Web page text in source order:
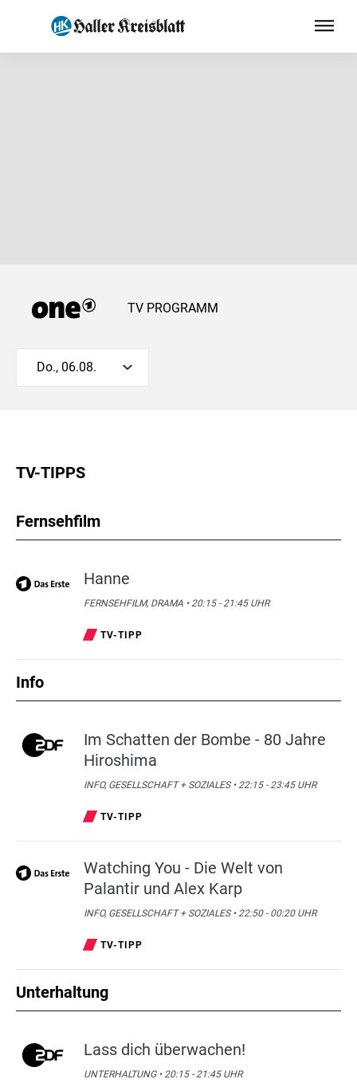
TV PROGRAMM
Do., 06.08.
TV-TIPPS
Fernsehfilm
Hanne
FERNSEHFILM, DRAMA • 20:15 - 21:45 UHR
TV-TIPP
Info
Im Schatten der Bombe - 80 Jahre
Hiroshima
INFO, GESELLSCHAFT + SOZIALES • 22:15 - 23:45 UHR
TV-TIPP
Watching You - Die Welt von
Palantir und Alex Karp
INFO, GESELLSCHAFT + SOZIALES • 22:50 - 00:20 UHR
TV-TIPP
Unterhaltung
Lass dich überwachen!
UNTERHALTUNG • 20:15 - 21:45 UHR